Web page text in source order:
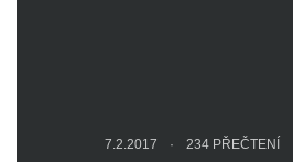
7.2.2017 234 PŘEČTENÍ